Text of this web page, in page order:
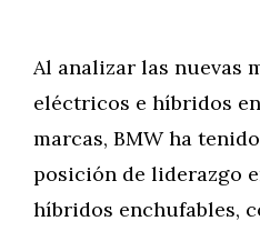
Al analizar las nuevas
eléctricos e híbridos
marcas, BMW ha
posición de liderazgo
híbridos enchufables,